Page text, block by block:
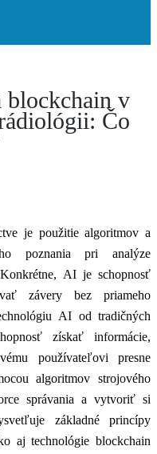
blockchain v
Čo
je použitie algoritmov a
poznania pri analýze
AI je schopnosť
závery bez priameho
AI od tradičných
získať informácie,
používateľovi presne
algoritmov strojového
správania a vytvoriť si
základné princípy
aj technológie blockchain